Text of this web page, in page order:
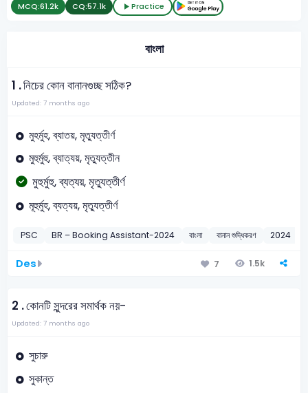
MCQ:61.2k CQ:57.1k Practice
বাংলা
1 .নিচের কোন বানানগুচ্ছ সঠিক?
Updated: 7 months ago
মুহর্মুহ, ব্যাতয়, মৃত্যুত্তীর্ণ
মুহুর্মুহু, ব্যাত্যয়, মৃত্যুত্তীন
মুহুর্মুহু, ব্যত্যয়, মৃত্যুত্তীর্ণ
মূহুর্মুহ, ব্যত্যয়, মৃত্যুত্তীর্ণ
PSC BR – Booking Assistant-2024 বাংলা বানান শুদ্ধিকরণ 2024
Des 7 1.5k
2 .কোনটি সুন্দরের সমার্থক নয়-
Updated: 7 months ago
সুচারু
সুকান্ত